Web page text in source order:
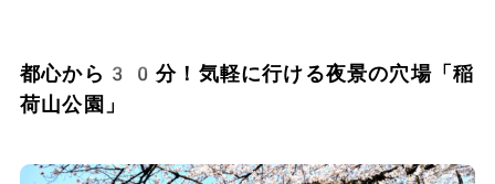
都心から30分！気軽に行ける夜景の穴場「稲
荷山公園」